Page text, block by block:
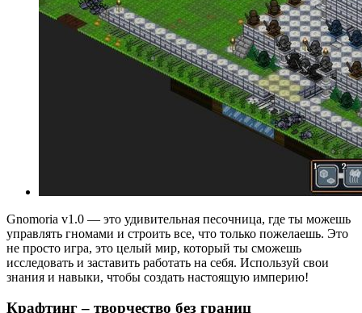
Gnomoria v1.0 — это удивительная песочница, где ты можешь
управлять гномами и строить все, что только пожелаешь. Это
не просто игра, это целый мир, который ты сможешь
исследовать и заставить работать на себя. Используй свои
знания и навыки, чтобы создать настоящую империю!
Крафтинг – творчество без границ